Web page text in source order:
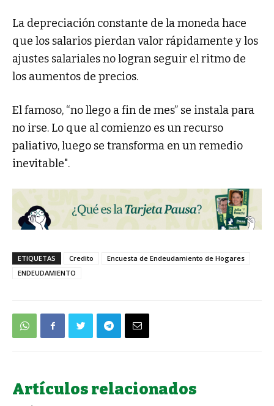
La depreciación constante de la moneda hace
que los salarios pierdan valor rápidamente y los
ajustes salariales no logran seguir el ritmo de
los aumentos de precios.
El famoso, “no llego a fin de mes” se instala para
no irse. Lo que al comienzo es un recurso
paliativo, luego se transforma en un remedio
inevitable".
ETIQUETAS Credito
Encuesta de Endeudamiento de Hogares
ENDEUDAMIENTO
Artículos relacionados